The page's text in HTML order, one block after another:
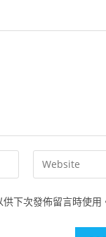
下次發佈留言時使用